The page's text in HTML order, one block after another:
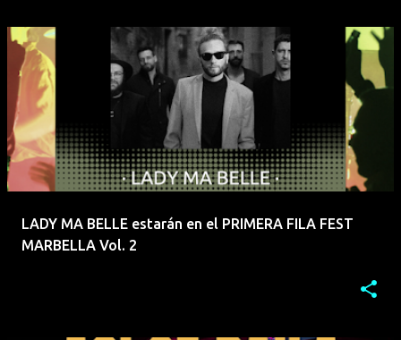
LADY MA BELLE estarán en el PRIMERA FILA FEST
MARBELLA Vol. 2